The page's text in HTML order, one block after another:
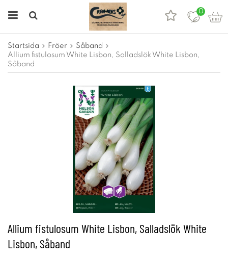
0
Startsida Fröer
Såband
Allium fistulosum White Lisbon, Salladslök White Lisbon,
Såband
Allium fistulosum White Lisbon, Salladslök White
Lisbon, Såband